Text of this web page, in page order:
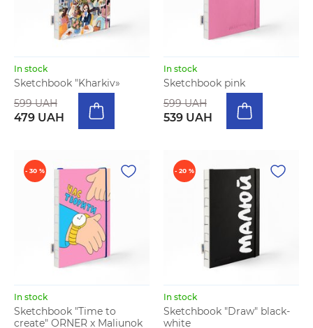
In stock
Sketchbook "Kharkiv»
599 UAH
479 UAH
In stock
Sketchbook pink
599 UAH
539 UAH
- 30 %
In stock
Sketchbook "Time to
create" ORNER x Maliunok
- 20 %
In stock
Sketchbook "Draw" black-
white